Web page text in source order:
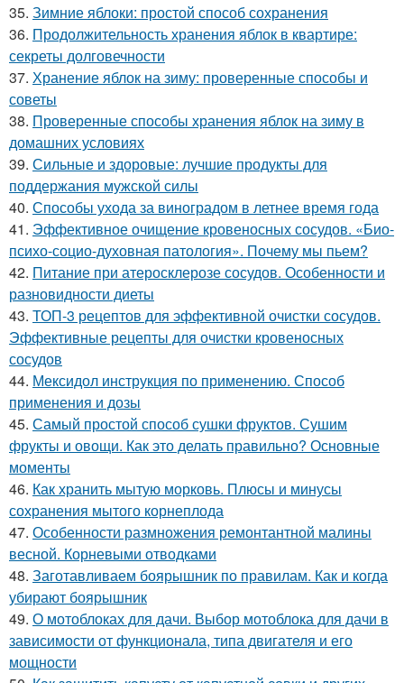
35. Зимние яблоки: простой способ сохранения
36. Продолжительность хранения яблок в квартире:
секреты долговечности
37. Хранение яблок на зиму: проверенные способы и
советы
38. Проверенные способы хранения яблок на зиму в
домашних условиях
39. Сильные и здоровые: лучшие продукты для
поддержания мужской силы
40. Способы ухода за виноградом в летнее время года
41. Эффективное очищение кровеносных сосудов. «Био-
психо-социо-духовная патология». Почему мы пьем?
42. Питание при атеросклерозе сосудов. Особенности и
разновидности диеты
43. ТОП-3 рецептов для эффективной очистки сосудов.
Эффективные рецепты для очистки кровеносных
сосудов
44. Мексидол инструкция по применению. Способ
применения и дозы
45. Самый простой способ сушки фруктов. Сушим
фрукты и овощи. Как это делать правильно? Основные
моменты
46. Как хранить мытую морковь. Плюсы и минусы
сохранения мытого корнеплода
47. Особенности размножения ремонтантной малины
весной. Корневыми отводками
48. Заготавливаем боярышник по правилам. Как и когда
убирают боярышник
49. О мотоблоках для дачи. Выбор мотоблока для дачи в
зависимости от функционала, типа двигателя и его
мощности